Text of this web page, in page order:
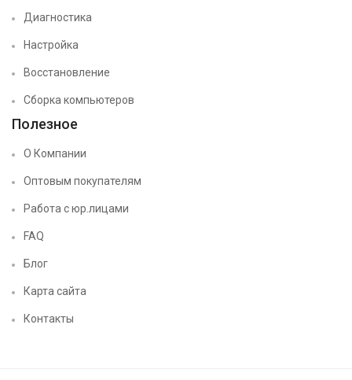
Диагностика
Настройка
Восстановление
Сборка компьютеров
Полезное
О Компании
Оптовым покупателям
Работа с юр.лицами
FAQ
Блог
Карта сайта
Контакты